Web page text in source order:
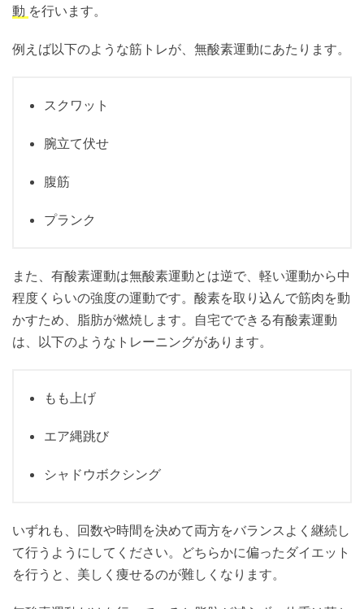
動 を行います。
例えば以下のような筋トレが、無酸素運動にあたります。
スクワット
腕立て伏せ
腹筋
プランク
また、有酸素運動は無酸素運動とは逆で、軽い運動から中
程度くらいの強度の運動です。酸素を取り込んで筋肉を動
かすため、脂肪が燃焼します。自宅でできる有酸素運動
は、以下のようなトレーニングがあります。
もも上げ
エア縄跳び
シャドウボクシング
いずれも、回数や時間を決めて両方をバランスよく継続し
て行うようにしてください。どちらかに偏ったダイエット
を行うと、美しく痩せるのが難しくなります。